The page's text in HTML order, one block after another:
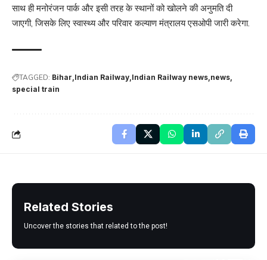
साथ ही मनोरंजन पार्क और इसी तरह के स्थानों को खोलने की अनुमति दी
जाएगी, जिसके लिए स्वास्थ्य और परिवार कल्याण मंत्रालय एसओपी जारी करेगा.
TAGGED: Bihar Indian Railway Indian Railway news news
special train
Related Stories
Uncover the stories that related to the post!